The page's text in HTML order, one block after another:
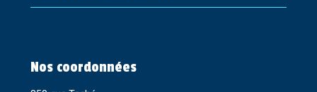
Nos coordonnées